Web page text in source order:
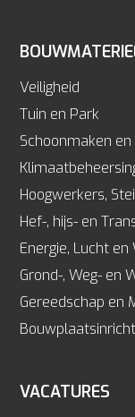
VACATURES
Veiligheid
Tuin en Park
Schoonmaken en
Hoogwerkers,
Hef-, hijs- en
Energie, Lucht
Grond-, Weg- en
Gereedschap en